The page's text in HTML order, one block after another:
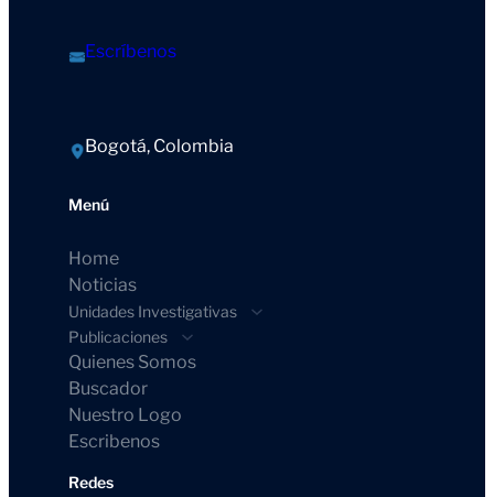
Escríbenos
Bogotá, Colombia
Menú
Home
Noticias
Unidades Investigativas
Publicaciones
Quienes Somos
Buscador
Nuestro Logo
Escribenos
Redes